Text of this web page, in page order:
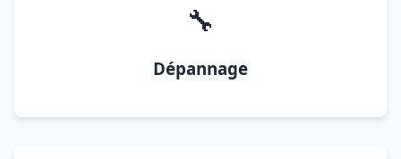
🔧
Dépannage